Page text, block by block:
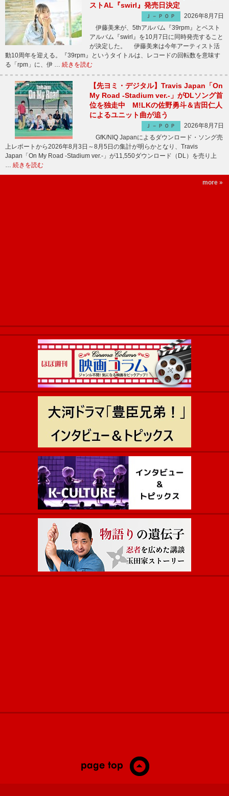
ストAL『swirl』発売日決定
Ｊ－ＰＯＰ
2026年8月7日
伊藤美来が、5thアルバム『39rpm』とベスト
アルバム『swirl』を10月7日に同時発売すること
が決定した。 伊藤美来は今年アーティスト活
動10周年を迎える。『39rpm』というタイトルは、レコードの回転数を意味す
る「rpm」に、伊 … 続きを読む
【先ヨミ・デジタル】Travis Japan「On
My Road -Stadium ver.-」がDLソング首
位を独走中 M!LKの佐野勇斗＆吉田仁人
によるユニット曲が追う
Ｊ－ＰＯＰ
2026年8月7日
GfK/NIQ Japanによるダウンロード・ソング売
上レポートから2026年8月3日～8月5日の集計が明らかとなり、Travis
Japan「On My Road -Stadium ver.-」が11,550ダウンロード（DL）を売り上
… 続きを読む
more »